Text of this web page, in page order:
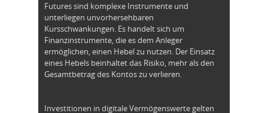
Futures sind komplexe Instrumente und
unterliegen unvorhersehbaren
Kursschwankungen. Es handelt sich um
Finanzinstrumente, die es dem Anleger
ermöglichen, einen Hebel zu nutzen. Der Einsatz
eines Hebels beinhaltet das Risiko, mehr als den
Gesamtbetrag des Kontos zu verlieren.
Investitionen in digitale Vermögenswerte gelten